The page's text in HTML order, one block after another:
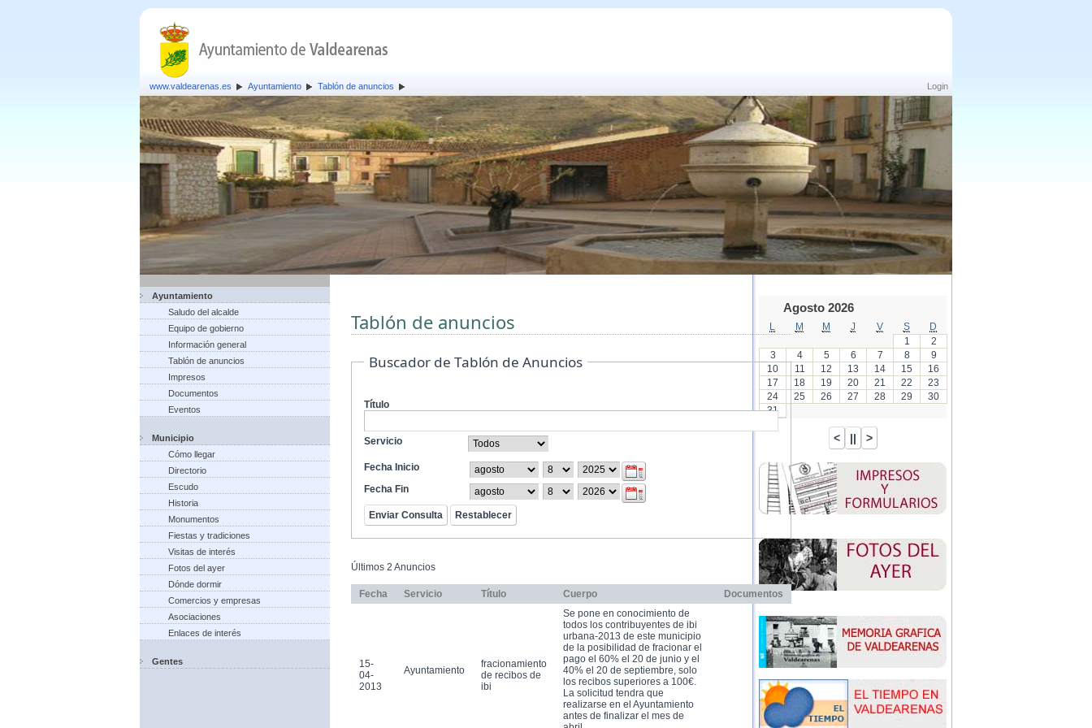
Login
www.valdearenas.es Ayuntamiento Tablón de anuncios
Ayuntamiento
Saludo del alcalde
Equipo de gobierno
Información general
Tablón de anuncios
Impresos
Documentos
Eventos
Municipio
Cómo llegar
Directorio
Escudo
Historia
Monumentos
Fiestas y tradiciones
Visitas de interés
Fotos del ayer
Dónde dormir
Comercios y empresas
Asociaciones
Enlaces de interés
Gentes
Tablón de anuncios
Buscador de Tablón de Anuncios
Título
Servicio
Fecha Inicio
Fecha Fin
Últimos 2 Anuncios
Fecha Servicio Título Cuerpo Documentos
15-
04-
2013
Ayuntamiento
fracionamiento
de recibos de
ibi
Se pone en conocimiento de
todos los contribuyentes de ibi
urbana-2013 de este municipio
de la posibilidad de fracionar el
pago el 60% el 20 de junio y el
40% el 20 de septiembre, solo
los recibos superiores a 100€.
La solicitud tendra que
realizarse en el Ayuntamiento
antes de finalizar el mes de
Agosto 2026
M M J V S
D
1
2
3
4 5 6 7 8
9
10
11 12 13 14 15
16
17
18 19 20 21 22
23
24
25 26 27 28 29
30
31